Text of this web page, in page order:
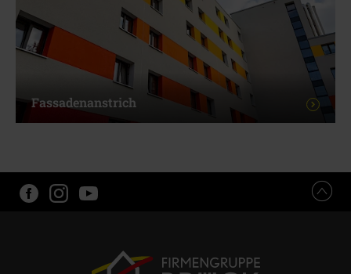
Fassadenanstrich